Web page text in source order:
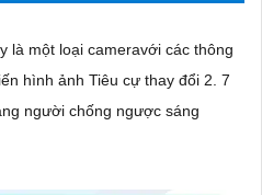
là một loại cameravới các thông
hình ảnh Tiêu cự thay đổi 2. 7